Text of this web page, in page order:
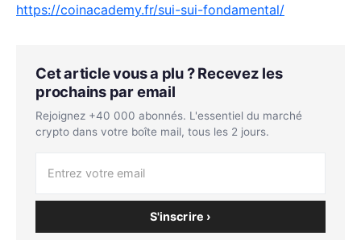
https://coinacademy.fr/sui-sui-fondamental/
Cet article vous a plu ? Recevez les
prochains par email
Rejoignez +40 000 abonnés. L'essentiel du marché
crypto dans votre boîte mail, tous les 2 jours.
S'inscrire ›